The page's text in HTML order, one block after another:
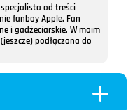
od treści
fanboy Apple. Fan
i gadżeciarskie. W moim
podłączona do
L